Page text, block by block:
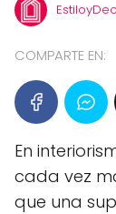
COMPARTE EN:
En
cada vez
que una